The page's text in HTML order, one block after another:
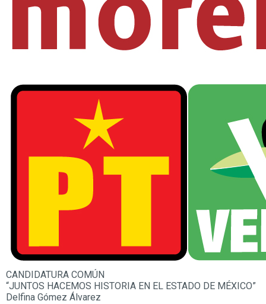
CANDIDATURA COMÚN
“JUNTOS HACEMOS HISTORIA EN EL ESTADO DE MÉXICO”
Delfina Gómez Álvarez